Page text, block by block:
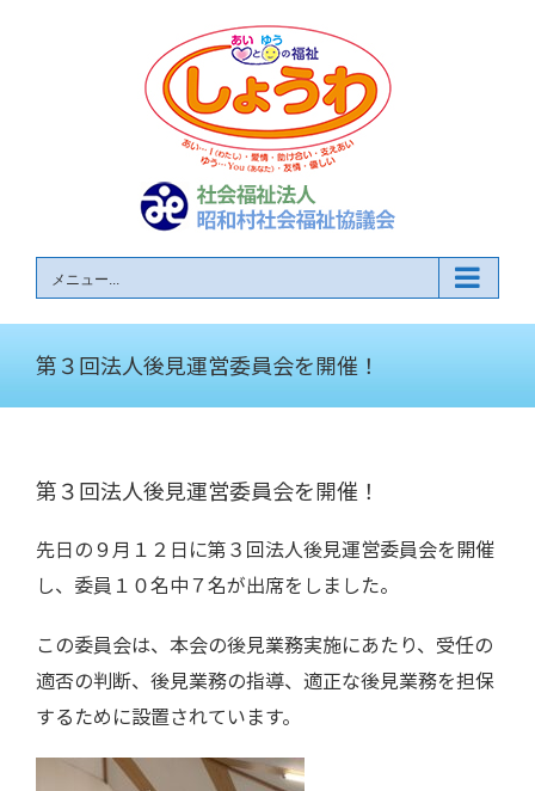
メニュー...
第３回法人後見運営委員会を開催！
第３回法人後見運営委員会を開催！
先日の９月１２日に第３回法人後見運営委員会を開催
し、委員１０名中７名が出席をしました。
この委員会は、本会の後見業務実施にあたり、受任の
適否の判断、後見業務の指導、適正な後見業務を担保
するために設置されています。